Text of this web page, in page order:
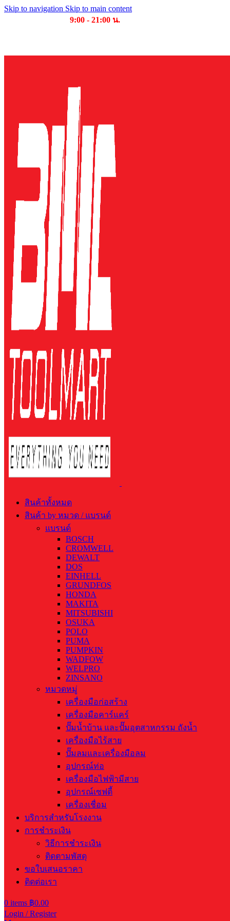
Skip to navigation Skip to main content
9:00 - 21:00 น.
สินค้าทั้งหมด
สินค้า by หมวด / แบรนด์
แบรนด์
BOSCH
CROMWELL
DEWALT
DOS
EINHELL
GRUNDFOS
HONDA
MAKITA
MITSUBISHI
OSUKA
POLO
PUMA
PUMPKIN
WADFOW
WELPRO
ZINSANO
หมวดหมู่
เครื่องมือก่อสร้าง
เครื่องมือคาร์แคร์
ปั๊มน้ำบ้าน และปั๊มอุตสาหกรรม ถังน้ำ
เครื่องมือไร้สาย
ปั๊มลมและเครื่องมือลม
อุปกรณ์ท่อ
เครื่องมือไฟฟ้ามีสาย
อุปกรณ์เซฟตี้
เครื่องเชื่อม
บริการสำหรับโรงงาน
การชำระเงิน
วิธีการชำระเงิน
ติดตามพัสดุ
ขอใบเสนอราคา
ติดต่อเรา
0 items ฿0.00
Login / Register